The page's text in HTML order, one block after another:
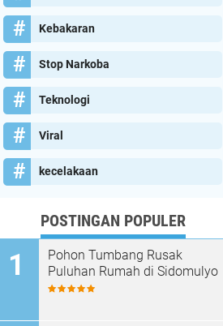
Kebakaran
Stop Narkoba
Teknologi
Viral
kecelakaan
POSTINGAN POPULER
Pohon Tumbang Rusak
Puluhan Rumah di Sidomulyo